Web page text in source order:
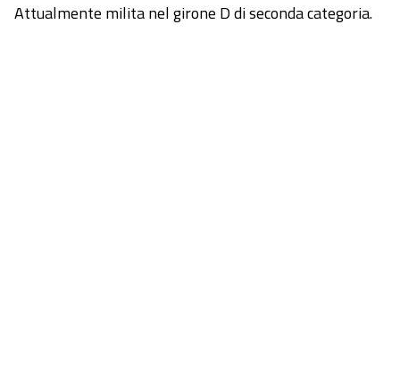
Attualmente milita nel girone D di seconda categoria.